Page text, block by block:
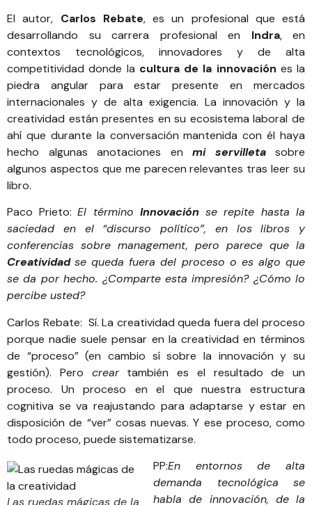
El autor, Carlos Rebate, es un profesional que está
desarrollando su carrera profesional en Indra, en
contextos tecnológicos, innovadores y de alta
competitividad donde la cultura de la innovación es la
piedra angular para estar presente en mercados
internacionales y de alta exigencia. La innovación y la
creatividad están presentes en su ecosistema laboral de
ahí que durante la conversación mantenida con él haya
hecho algunas anotaciones en mi servilletasobre
algunos aspectos que me parecen relevantes tras leer su
libro.
Paco Prieto: El término Innovación se repite hasta la
saciedad en el “discurso político”, en los libros y
conferencias sobre management, pero parece que la
Creatividadse queda fuera del proceso o es algo que
se da por hecho. ¿Comparte esta impresión? ¿Cómo lo
percibe usted?
Carlos Rebate: Sí. La creatividad queda fuera del proceso
porque nadie suele pensar en la creatividad en términos
de “proceso” (en cambio sí sobre la innovación y su
gestión). Pero creartambién es el resultado de un
proceso. Un proceso en el que nuestra estructura
cognitiva se va reajustando para adaptarse y estar en
disposición de “ver” cosas nuevas. Y ese proceso, como
todo proceso, puede sistematizarse.
Las ruedas mágicas de la
PP:En entornos de alta
demanda tecnológica se
habla de innovación, de la